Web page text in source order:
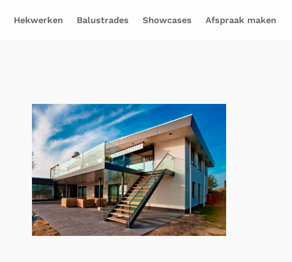
Hekwerken Balustrades Showcases Afspraak maken